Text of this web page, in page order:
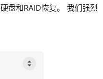
盘和RAID恢复。 我们强烈